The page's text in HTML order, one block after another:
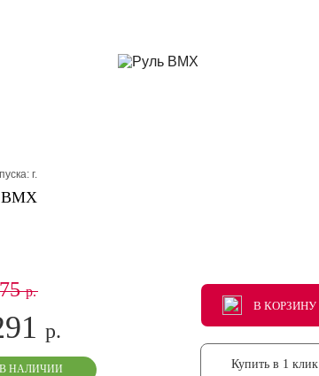
г.
BMX
р.
р.
В НАЛИЧИИ
В КОРЗИНУ
В КОРЗИНУ
В КОРЗИНУ
Купить в 1 клик